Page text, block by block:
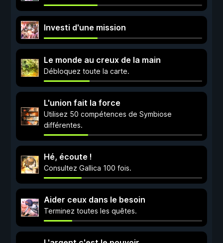
Investi d'une mission
Le monde au creux de la main
Débloquez toute la carte.
L'union fait la force
Utilisez 50 compétences de Symbiose
différentes.
Hé, écoute !
Consultez Gallica 100 fois.
Aider ceux dans le besoin
Terminez toutes les quêtes.